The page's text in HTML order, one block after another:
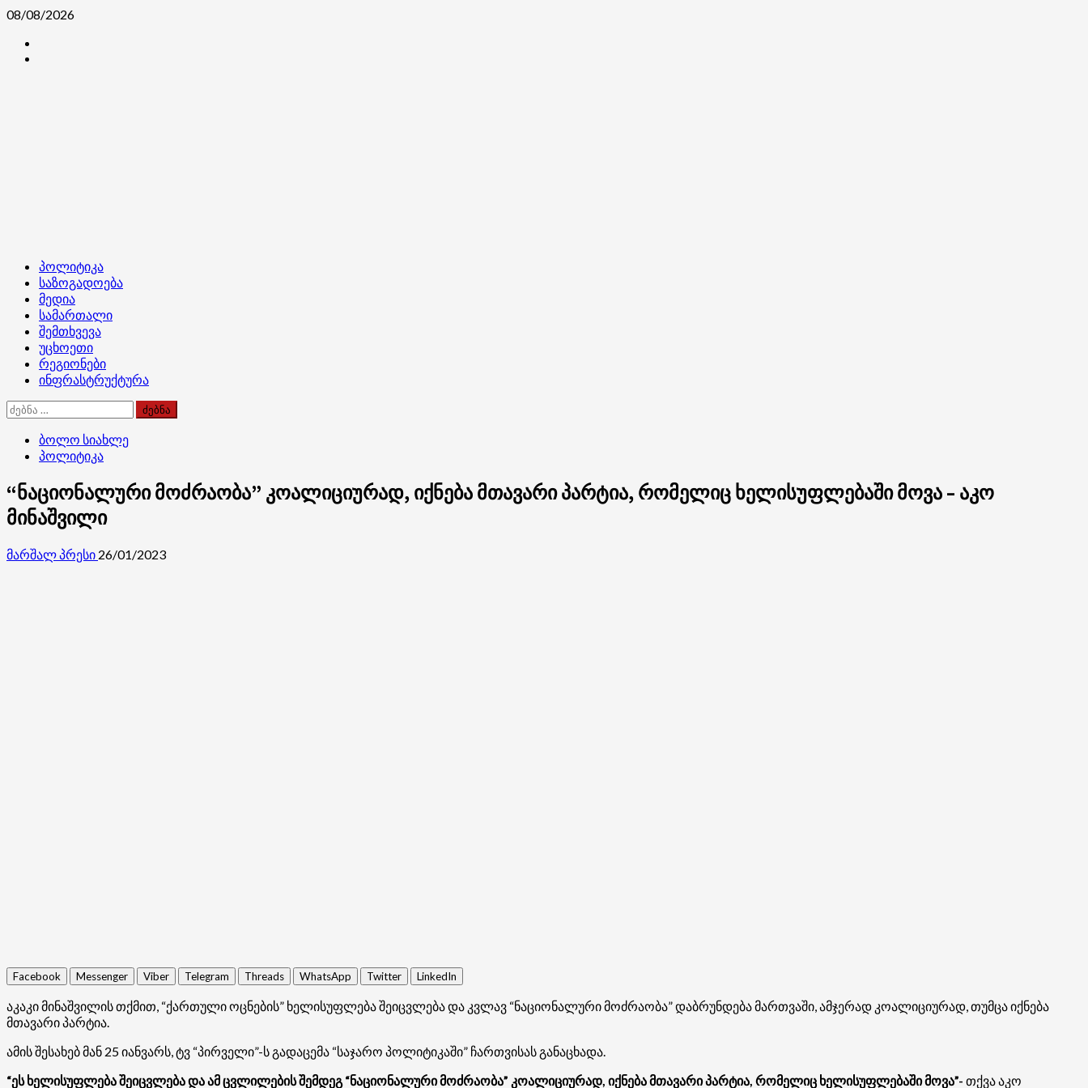
Skip
content
08/08/2026
Primary
Menu
პოლიტიკა
საზოგადოება
მედია
სამართალი
შემთხვევა
უცხოეთი
რეგიონები
ინფრასტრუქტურა
ძებნა:
ბოლო სიახლე
პოლიტიკა
“ნაციონალური მოძრაობა” კოალიციურად, იქნება მთავარი პარტია, რომელიც ხელისუფლებაში მოვა – აკო
მინაშვილი
მარშალ პრესი 26/01/2023
Facebook Messenger Viber Telegram Threads WhatsApp Twitter LinkedIn
აკაკი მინაშვილის თქმით, “ქართული ოცნების” ხელისუფლება შეიცვლება და კვლავ “ნაციონალური მოძრაობა” დაბრუნდება მართვაში, ამჯერად კოალიციურად, თუმცა იქნება
მთავარი პარტია.
ამის შესახებ მან 25 იანვარს, ტვ “პირველი”-ს გადაცემა “საჯარო პოლიტიკაში” ჩართვისას განაცხადა.
“ეს ხელისუფლება შეიცვლება და ამ ცვლილების შემდეგ “ნაციონალური მოძრაობა” კოალიციურად, იქნება მთავარი პარტია, რომელიც ხელისუფლებაში მოვა”- თქვა აკო